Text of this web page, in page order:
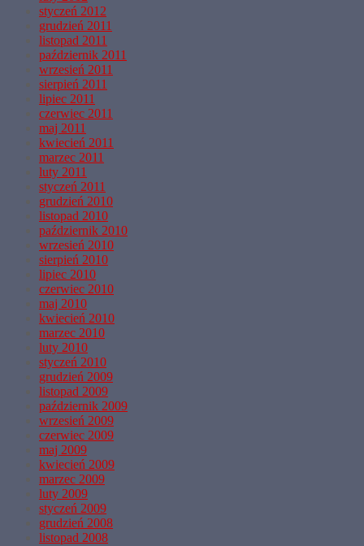
styczeń 2012
grudzień 2011
listopad 2011
październik 2011
wrzesień 2011
sierpień 2011
lipiec 2011
czerwiec 2011
maj 2011
kwiecień 2011
marzec 2011
luty 2011
styczeń 2011
grudzień 2010
listopad 2010
październik 2010
wrzesień 2010
sierpień 2010
lipiec 2010
czerwiec 2010
maj 2010
kwiecień 2010
marzec 2010
luty 2010
styczeń 2010
grudzień 2009
listopad 2009
październik 2009
wrzesień 2009
czerwiec 2009
maj 2009
kwiecień 2009
marzec 2009
luty 2009
styczeń 2009
grudzień 2008
listopad 2008